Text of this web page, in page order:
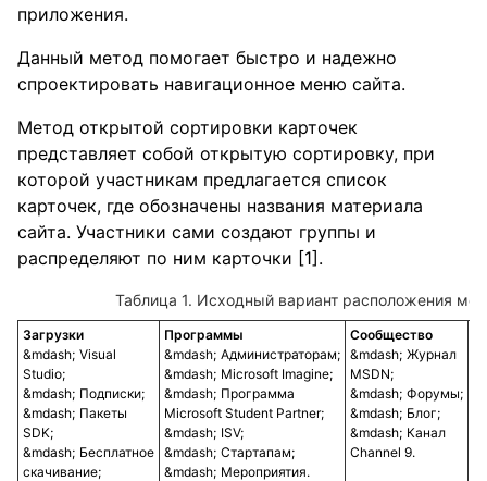
приложения.
Данный метод помогает быстро и надежно
спроектировать навигационное меню сайта.
Метод открытой сортировки карточек
представляет собой открытую сортировку, при
которой участникам предлагается список
карточек, где обозначены названия материала
сайта. Участники сами создают группы и
распределяют по ним карточки [1].
Таблица 1. Исходный вариант расположения
Загрузки
Visual
Studio;
Подписки;
Пакеты
SDK;
Бесплатное
скачивание;
Программы
Администраторам;
Microsoft Imagine;
Программа
Microsoft Student Partner;
ISV;
Стартапам;
Мероприятия.
Сообщество
Журнал
MSDN;
Форумы;
Блог;
Канал
Channel 9.